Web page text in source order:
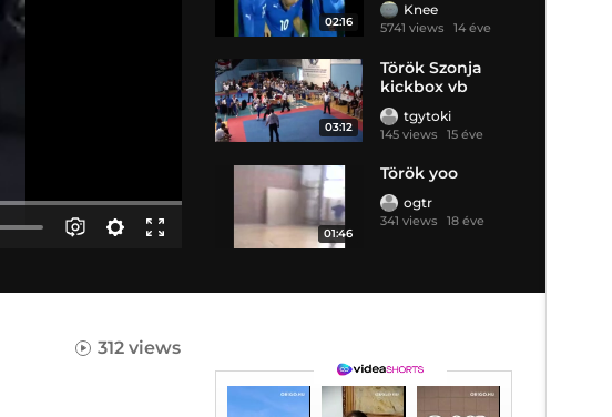
02:16
Knee
5741 views 14 éve
03:12
Török Szonja
kickbox vb
belgrá
tgytoki
145 views 15 éve
01:46
Török yoo
ogtr
341 views 18 éve
312 views